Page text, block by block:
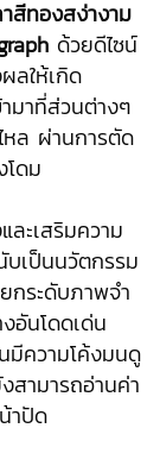
สีทองสง่างาม
ด้วยดีไซน์
ลให้เกิด
มาที่ส่วนต่างๆ
หล ผ่านการตัด
ดม
ะเสริมความ
เป็นนวัตกรรม
กระดับภาพจำ
อันโดดเด่น
มีความโค้งมนดู
สามารถอ่านค่า
าปัด